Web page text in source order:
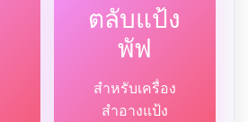
ตลับแป้ง
พัฟ
สำหรับเครื่อง
สำอางแป้ง